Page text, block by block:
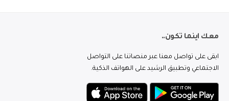
معك اينما تكون..
ابقى على تواصل معنا عبر منصاتنا على التواصل
الاجتماعي وتطبيق الرشيد على الهواتف الذكية.